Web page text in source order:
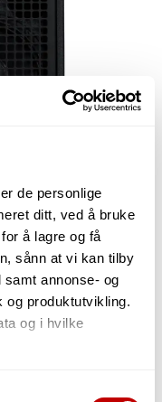
de personlige
ditt, ved å bruke
å lagre og få
sånn at vi kan tilby
samt annonse- og
og produktutvikling.
og i hvilke